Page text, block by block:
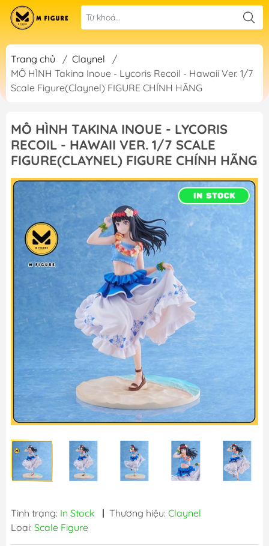
Trang chủ / Claynel
/
MÔ HÌNH Takina Inoue - Lycoris Recoil - Hawaii Ver. 1/7
Scale Figure(Claynel) FIGURE CHÍNH HÃNG
MÔ HÌNH TAKINA INOUE - LYCORIS
RECOIL - HAWAII VER. 1/7 SCALE
FIGURE(CLAYNEL) FIGURE CHÍNH HÃNG
Tình trạng: In Stock | Thương hiệu: Claynel
Loại: Scale Figure